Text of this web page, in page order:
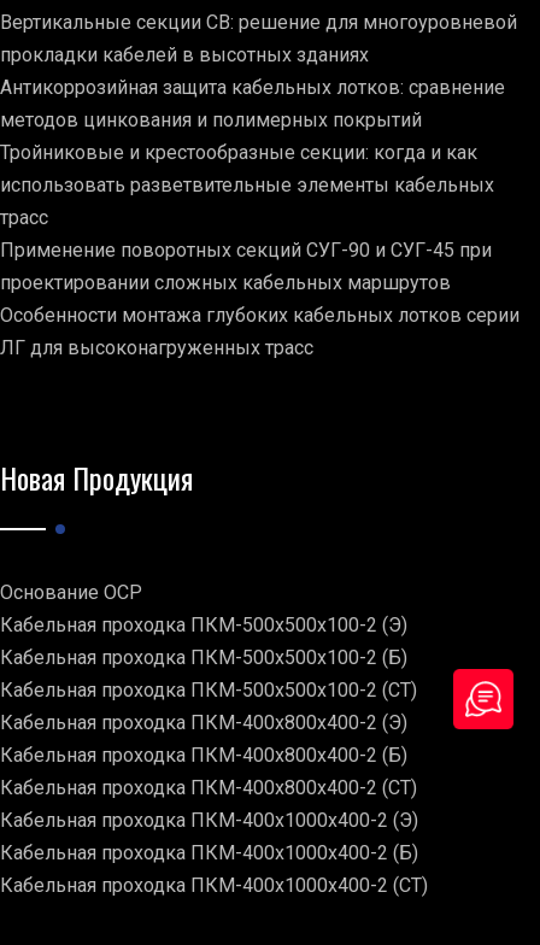
Вертикальные секции СВ: решение для многоуровневой
прокладки кабелей в высотных зданиях
Антикоррозийная защита кабельных лотков: сравнение
методов цинкования и полимерных покрытий
Тройниковые и крестообразные секции: когда и как
использовать разветвительные элементы кабельных
трасс
Применение поворотных секций СУГ-90 и СУГ-45 при
проектировании сложных кабельных маршрутов
Особенности монтажа глубоких кабельных лотков серии
ЛГ для высоконагруженных трасс
Новая Продукция
Основание ОСР
Кабельная проходка ПКМ-500х500х100-2 (Э)
Кабельная проходка ПКМ-500х500х100-2 (Б)
Кабельная проходка ПКМ-500х500х100-2 (СТ)
Кабельная проходка ПКМ-400х800х400-2 (Э)
Кабельная проходка ПКМ-400х800х400-2 (Б)
Кабельная проходка ПКМ-400х800х400-2 (СТ)
Кабельная проходка ПКМ-400х1000х400-2 (Э)
Кабельная проходка ПКМ-400х1000х400-2 (Б)
Кабельная проходка ПКМ-400х1000х400-2 (СТ)